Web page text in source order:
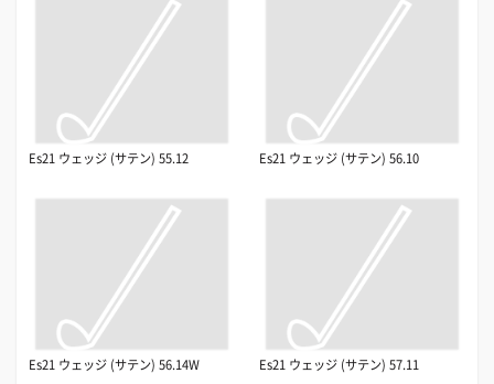
Es21 ウェッジ (サテン) 55.12 Es21 ウェッジ (サテン) 56.10
Es21 ウェッジ (サテン) 56.14W Es21 ウェッジ (サテン) 57.11